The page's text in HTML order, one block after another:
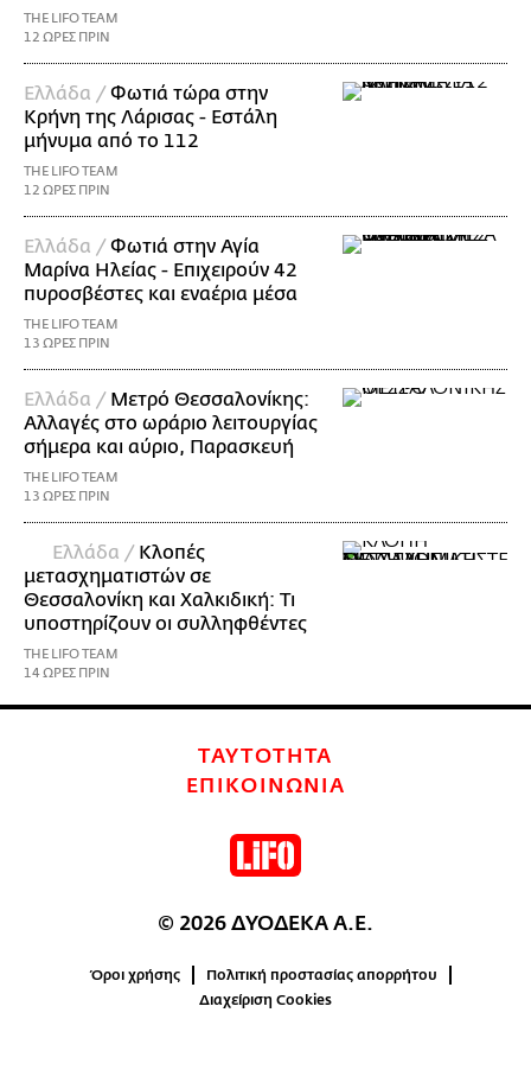
THE LIFO TEAM
12 ΩΡΕΣ ΠΡΙΝ
Ελλάδα /Φωτιά τώρα στην
Κρήνη της Λάρισας - Εστάλη
μήνυμα από το 112
THE LIFO TEAM
12 ΩΡΕΣ ΠΡΙΝ
Ελλάδα /Φωτιά στην Αγία
Μαρίνα Ηλείας - Επιχειρούν 42
πυροσβέστες και εναέρια μέσα
THE LIFO TEAM
13 ΩΡΕΣ ΠΡΙΝ
Ελλάδα / Μετρό Θεσσαλονίκης:
Αλλαγές στο ωράριο λειτουργίας
σήμερα και αύριο, Παρασκευή
THE LIFO TEAM
13 ΩΡΕΣ ΠΡΙΝ
Ελλάδα / Κλοπές
μετασχηματιστών σε
Θεσσαλονίκη και Χαλκιδική: Τι
υποστηρίζουν οι συλληφθέντες
THE LIFO TEAM
14 ΩΡΕΣ ΠΡΙΝ
ΤΑΥΤΟΤΗΤΑ
ΕΠΙΚΟΙΝΩΝΙΑ
© 2026 ΔΥΟΔΕΚΑ Α.Ε.
Όροι χρήσης
Πολιτική προστασίας απορρήτου
Διαχείριση Cookies